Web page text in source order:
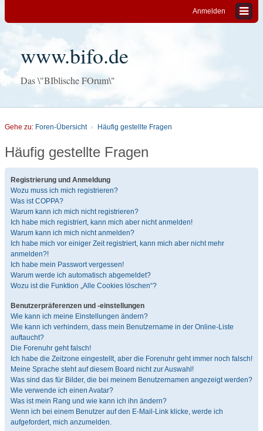
Anmelden
www.bifo.de
Das \"BIblische FOrum\"
Gehe zu: Foren-Übersicht Häufig gestellte Fragen
Häufig gestellte Fragen
Registrierung und Anmeldung
Wozu muss ich mich registrieren?
Was ist COPPA?
Warum kann ich mich nicht registrieren?
Ich habe mich registriert, kann mich aber nicht anmelden!
Warum kann ich mich nicht anmelden?
Ich habe mich vor einiger Zeit registriert, kann mich aber nicht mehr
anmelden?!
Ich habe mein Passwort vergessen!
Warum werde ich automatisch abgemeldet?
Wozu ist die Funktion „Alle Cookies löschen“?
Benutzerpräferenzen und -einstellungen
Wie kann ich meine Einstellungen ändern?
Wie kann ich verhindern, dass mein Benutzername in der Online-Liste
auftaucht?
Die Forenuhr geht falsch!
Ich habe die Zeitzone eingestellt, aber die Forenuhr geht immer noch falsch!
Meine Sprache steht auf diesem Board nicht zur Auswahl!
Was sind das für Bilder, die bei meinem Benutzernamen angezeigt werden?
Wie verwende ich einen Avatar?
Was ist mein Rang und wie kann ich ihn ändern?
Wenn ich bei einem Benutzer auf den E-Mail-Link klicke, werde ich
aufgefordert, mich anzumelden.